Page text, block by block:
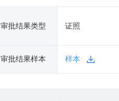
审批结果类型 证照
审批结果样本 样本